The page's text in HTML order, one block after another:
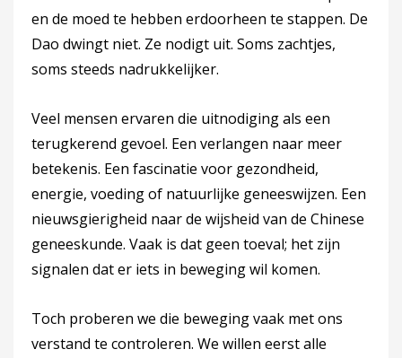
en de moed te hebben erdoorheen te stappen. De
Dao dwingt niet. Ze nodigt uit. Soms zachtjes,
soms steeds nadrukkelijker.
Veel mensen ervaren die uitnodiging als een
terugkerend gevoel. Een verlangen naar meer
betekenis. Een fascinatie voor gezondheid,
energie, voeding of natuurlijke geneeswijzen. Een
nieuwsgierigheid naar de wijsheid van de Chinese
geneeskunde. Vaak is dat geen toeval; het zijn
signalen dat er iets in beweging wil komen.
Toch proberen we die beweging vaak met ons
verstand te controleren. We willen eerst alle